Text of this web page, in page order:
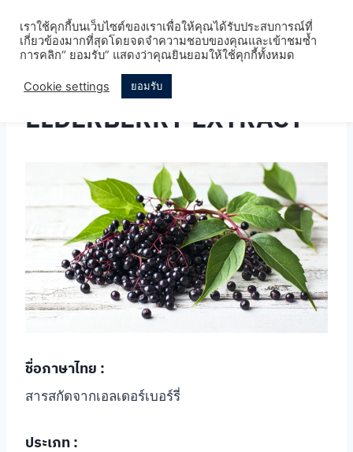
content
ELDERBERRY EXTRACT
ชื่อภาษาไทย :
สารสกัดจากเอลเดอร์เบอร์รี่
ประเภท :
เราใช้คุกกี้บนเว็บไซต์ของเราเพื่อให้คุณได้รับประสบการณ์ที่
เกี่ยวข้องมากที่สุดโดยจดจำความชอบของคุณและเข้าชมซ้ำ
การคลิก“ ยอมรับ” แสดงว่าคุณยินยอมให้ใช้คุกกี้ทั้งหมด
Cookie settings ยอมรับ